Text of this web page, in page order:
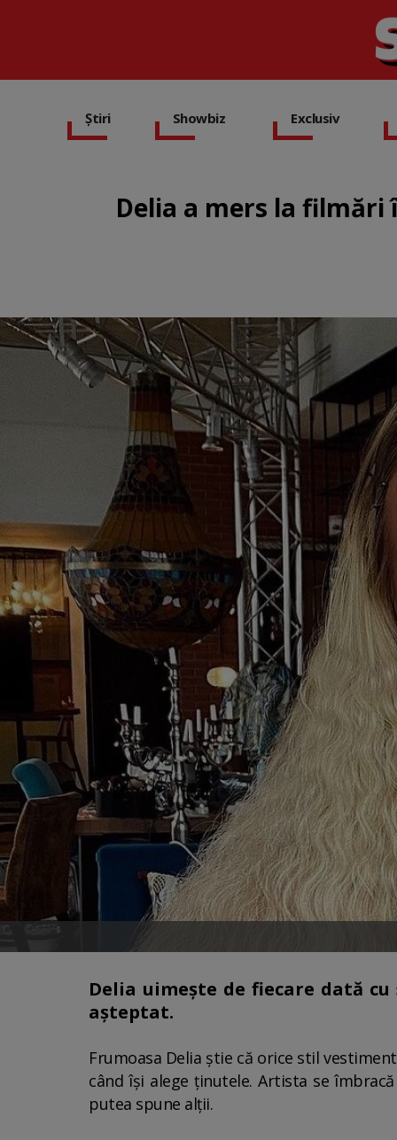
Știri Showbiz Exclusiv
Delia a mers la
Delia uimește de fiecare dată
așteptat.
Frumoasa Delia știe că orice stil
când își alege ținutele. Artista se
putea spune alții.